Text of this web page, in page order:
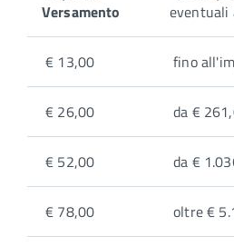
Versamento
eventuali
€ 13,00 fino
€ 26,00 da €
€ 52,00 da €
€ 78,00 oltre €